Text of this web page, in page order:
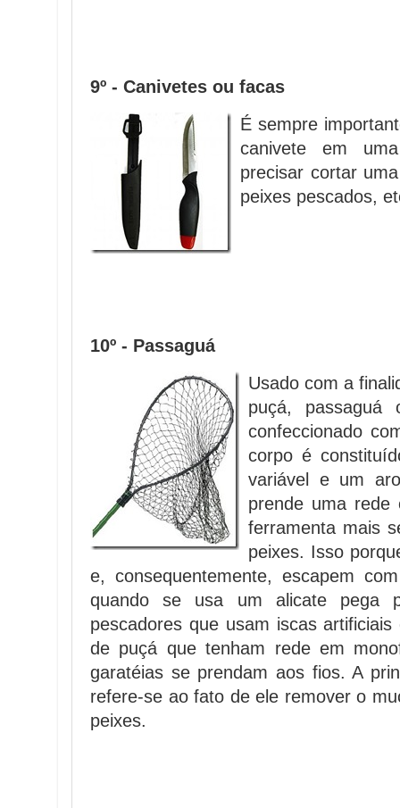
9º - Canivetes ou facas
É sempre
canivete em
precisar cortar
peixes pescados,
10º - Passaguá
Usado com a
puçá, passaguá
confeccionado
corpo é
variável e um
prende uma
ferramenta mais
peixes. Isso
e, consequentemente, escapem
quando se usa um alicate pega
pescadores que usam iscas
de puçá que tenham rede em
garatéias se prendam aos fios. A
refere-se ao fato de ele remover o
peixes.